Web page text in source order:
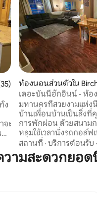
ลี่ย 4.91 จาก 5, 35 รีวิว
ง
จะ
ห้องนอนส่วนตัวใน
เดอะบันนี่ฮักอินน์ - ห้อง
มหานครที่สวยงามแห่ง
บ้านเพื่อนบ้านเป็นสิ่งที่
การพักผ่อน ด้วยสนาม
หลุมใช้เวลานั่งรถกอล์ฟ
เช่าใหม่ของวงดนตรีของ
ของ Rosy อยู่ฝั่งตรงข้า
เที่ยวกลางคืนกับเพื่อน
สถานที่ · บริการต้อนรับ ·
ามสะดวกยอด